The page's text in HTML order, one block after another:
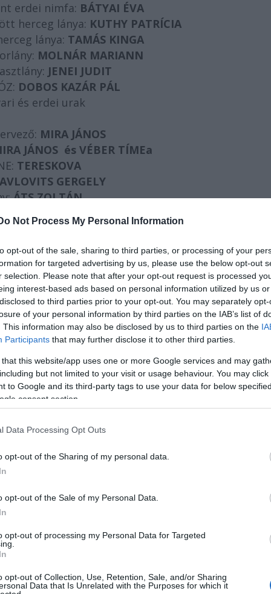
Not Process My Personal Information
opt-out of the sale, sharing to third parties, or processing of your
for targeted advertising by us, please use the below opt-out
selection. Please note that after your opt-out request is processed
interest-based ads based on personal information utilized by us
to third parties prior to your opt-out. You may separately
of your personal information by third parties on the IAB’s list of
This information may also be disclosed by us to third parties on the
Participants that may further disclose it to other third parties.
this website/app uses one or more Google services and may
but not limited to your visit or usage behaviour. You may
to Google and its third-party tags to use your data for below
consent section.
Data Processing Opt Outs
opt-out of the Sharing of my personal data.
opt-out of the Sale of my Personal Data.
opt-out of processing my Personal Data for Targeted
opt-out of Collection, Use, Retention, Sale, and/or Sharing
Data that Is Unrelated with the Purposes for which it
erdei nimfa: BÁTYAI ÉVA
herceg lánya: KUTHY PATRÍCIA
lánya: TAMÁS KINGA
MOLNÁR MARIANN
JENEI JUDIT
DOBOS KAZÁR PÁL
és erdei urak
MIRA JÁNOS
JÁNOS és VÉBER TÍMEa
TERESKOVA
GERGELY
ÁTS ZOLTÁN
SÁRKÖZI ISTVÁN
RAJKÓ BALÁZS
BODOLAY
400 éve. A szövegek:MIND: Zúgj tél, zúgj,
szív; / Nem látni, hogy ki vagy, / Nem látni a
ébred: / A barát elárul, a csók csupa
meg keserű ég, / Fagyodnál jobban ég / Az a kín,
csalódott szivet. / Hajhó! Ihajhó! A zöld tavasz
tavasz ébred! / Oly édes az élet!
: A szarv
bitorolta: Nem gúny és harag tárgya ő: / A
agya lágy / Pénzt, nyugtot odahágy, /
: Ógörög varázsige. Ezzel csalják lépre a
-